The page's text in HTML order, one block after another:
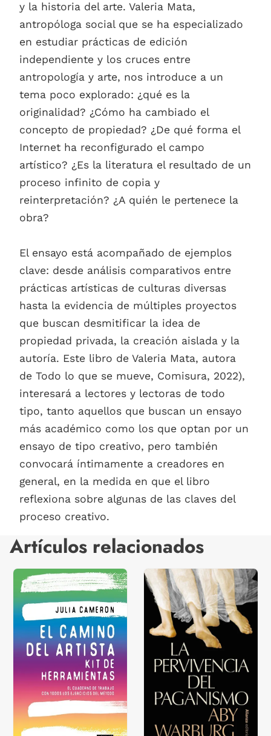
y la historia del arte. Valeria Mata,
antropóloga social que se ha especializado
en estudiar prácticas de edición
independiente y los cruces entre
antropología y arte, nos introduce a un
tema poco explorado: ¿qué es la
originalidad? ¿Cómo ha cambiado el
concepto de propiedad? ¿De qué forma el
Internet ha reconfigurado el campo
artístico? ¿Es la literatura el resultado de un
proceso infinito de copia y
reinterpretación? ¿A quién le pertenece la
obra?
El ensayo está acompañado de ejemplos
clave: desde análisis comparativos entre
prácticas artísticas de culturas diversas
hasta la evidencia de múltiples proyectos
que buscan desmitificar la idea de
propiedad privada, la creación aislada y la
autoría. Este libro de Valeria Mata, autora
de Todo lo que se mueve, Comisura, 2022),
interesará a lectores y lectoras de todo
tipo, tanto aquellos que buscan un ensayo
más académico como los que optan por un
ensayo de tipo creativo, pero también
convocará íntimamente a creadores en
general, en la medida en que el libro
reflexiona sobre algunas de las claves del
proceso creativo.
Artículos relacionados